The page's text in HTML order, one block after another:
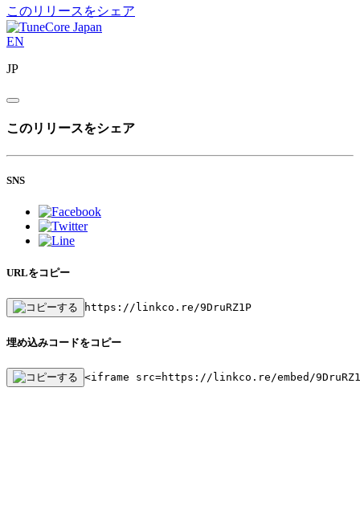
このリリースをシェア
EN
JP
このリリースをシェア
SNS
URLをコピー
https://linkco.re/9DruRZ1P
埋め込みコードをコピー
<iframe src=https://linkco.re/embed/